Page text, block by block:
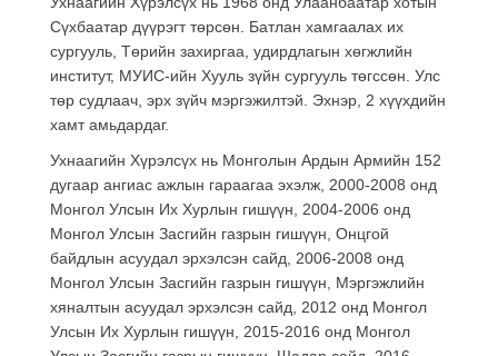
Сүхбаатар дүүрэгт төрсөн. Батлан хамгаалах их
сургууль, Төрийн захиргаа, удирдлагын хөгжлийн
институт, МУИС-ийн Хууль зүйн сургууль төгссөн. Улс
төр судлаач, эрх зүйч мэргэжилтэй. Эхнэр, 2 хүүхдийн
хамт амьдардаг.
Ухнаагийн Хүрэлсүх нь Монголын Ардын Армийн 152
дугаар ангиас ажлын гараагаа эхэлж, 2000-2008 онд
Монгол Улсын Их Хурлын гишүүн, 2004-2006 онд
Монгол Улсын Засгийн газрын гишүүн, Онцгой
байдлын асуудал эрхэлсэн сайд, 2006-2008 онд
Монгол Улсын Засгийн газрын гишүүн, Мэргэжлийн
хяналтын асуудал эрхэлсэн сайд, 2012 онд Монгол
Улсын Их Хурлын гишүүн, 2015-2016 онд Монгол